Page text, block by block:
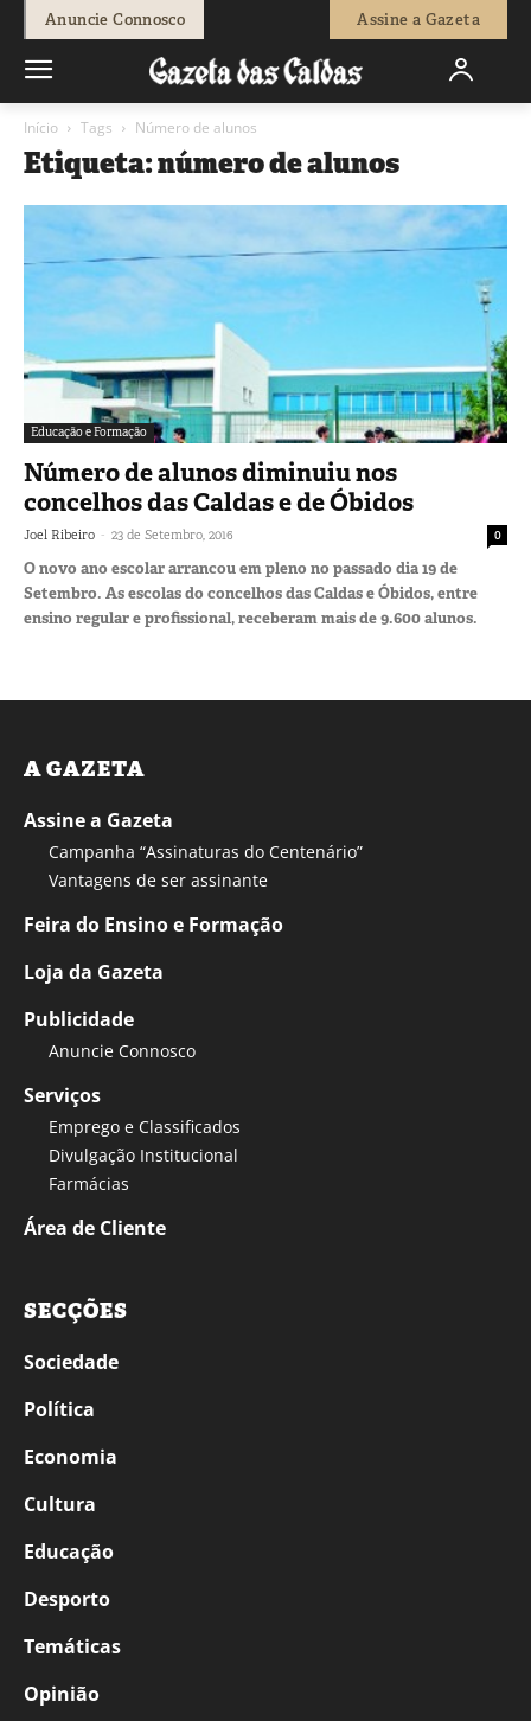
Anuncie Connosco Assine a Gazeta
Início Tags Número de alunos
Etiqueta: número de alunos
Educação e Formação
Número de alunos diminuiu nos
concelhos das Caldas e de Óbidos
Joel Ribeiro - 23 de Setembro, 2016 0
O novo ano escolar arrancou em pleno no passado dia 19 de
Setembro. As escolas do concelhos das Caldas e Óbidos, entre
ensino regular e profissional, receberam mais de 9.600 alunos.
A GAZETA
Assine a Gazeta
Campanha “Assinaturas do Centenário”
Vantagens de ser assinante
Feira do Ensino e Formação
Loja da Gazeta
Publicidade
Anuncie Connosco
Serviços
Emprego e Classificados
Divulgação Institucional
Farmácias
Área de Cliente
SECÇÕES
Sociedade
Política
Economia
Cultura
Educação
Desporto
Temáticas
Opinião